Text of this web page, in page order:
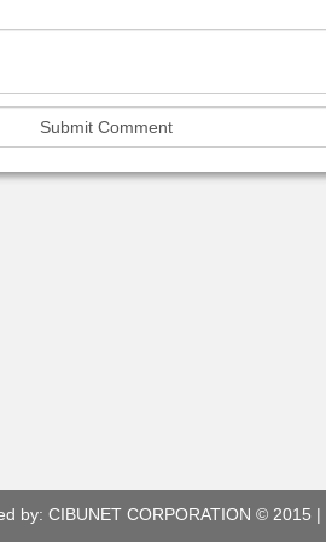
by: CIBUNET CORPORATION © 2015 |